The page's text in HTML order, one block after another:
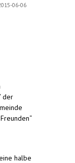
06-06
der
halbe